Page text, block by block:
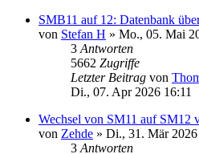
SMB11 auf 12: Datenbank
von Stefan H » Mo., 05. Mai
3 Antworten
5662 Zugriffe
Letzter Beitrag von
Di., 07. Apr 2026 16:11
Wechsel von SM11 auf SM12
von Zehde » Di., 31. Mär 2026
3 Antworten